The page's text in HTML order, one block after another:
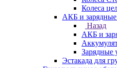
Колеса
АКБ и зарядные
Назад
АКБ и
Зарядные
Эстакада для